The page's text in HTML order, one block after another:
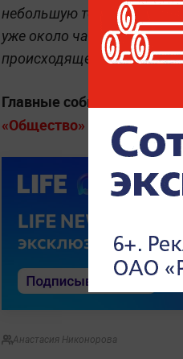
небольшую толпу из
уже около часа пытались
происходящее попало на
Главные события и
«Общество» на Life.ru
Анастасия Никонорова